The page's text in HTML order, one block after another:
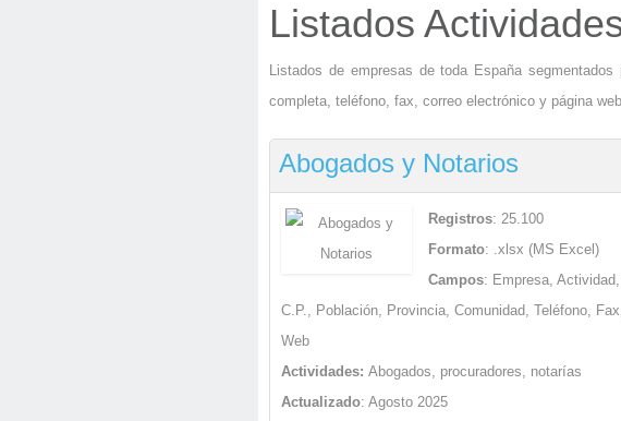
Listados
Listados de empresas de toda España
completa, teléfono, fax, correo electrónico y página
Abogados y Notarios
Registros: 25.100
Formato: .xlsx (MS Excel)
Campos: Empresa,
C.P., Población, Provincia, Comunidad, Teléfono,
Web
Actividades: Abogados, procuradores, notarías
Actualizado: Agosto 2025